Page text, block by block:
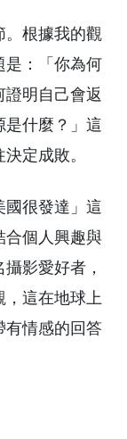
。根據我的觀
是：「你為何
明自己會返
是什麼？」這
定成敗。
很發達」這
合個人興趣與
影愛好者，
這在地球上
有情感的回答